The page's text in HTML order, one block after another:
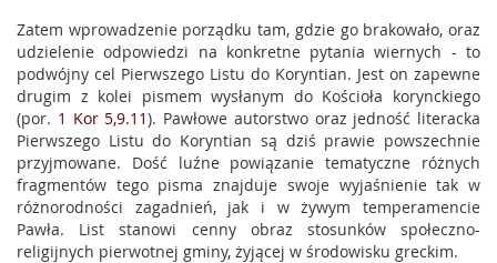
Zatem wprowadzenie porządku tam, gdzie go brakowało, oraz
udzielenie odpowiedzi na konkretne pytania wiernych - to
podwójny cel Pierwszego Listu do Koryntian. Jest on zapewne
drugim z kolei pismem wysłanym do Kościoła korynckiego
(por. 1 Kor 5,9.11). Pawłowe autorstwo oraz jedność literacka
Pierwszego Listu do Koryntian są dziś prawie powszechnie
przyjmowane. Dość luźne powiązanie tematyczne różnych
fragmentów tego pisma znajduje swoje wyjaśnienie tak w
różnorodności zagadnień, jak i w żywym temperamencie
Pawła. List stanowi cenny obraz stosunków społeczno-
religijnych pierwotnej gminy, żyjącej w środowisku greckim.